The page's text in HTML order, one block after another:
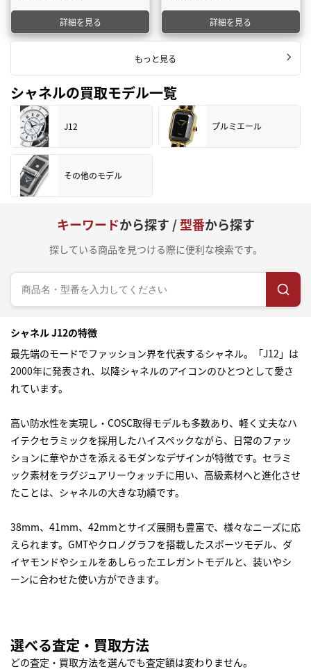
詳細を見る 詳細を見る
もっと見る
シャネルの買取モデル一覧
J12 プルミエール
その他のモデル
キーワードから探す /型番から探す
探している商品を見つける際に便利な検索です。
シャネル J12の特徴
最先端のモードでファッション界を代表するシャネル。「J12」は
2000年に発表され、以降シャネルのアイコンのひとつとして愛さ
れています。
高い防水性を実現し・COSC取得モデルも多数あり、軽く丈夫なハ
イテクセラミックを採用したハイスペックながら、日常のファッ
ションに華やかさを添えるモダンなデザインが特徴です。セラミ
ック素材をラグジュアリーウォッチに用い、高級素材へと進化させ
たことは、シャネルの大きな功績です。
38mm、41mm、42mmとサイズ展開も豊富で、様々なニーズに応
えられます。GMTやクロノグラフを搭載したスポーツモデル、ダ
イヤモンドやシェルをあしらったエレガントモデルと、装いやシ
ーンに合わせた使い方ができます。
選べる査定・買取方法
どの査定・買取方法を選んでも査定額は変わりません。